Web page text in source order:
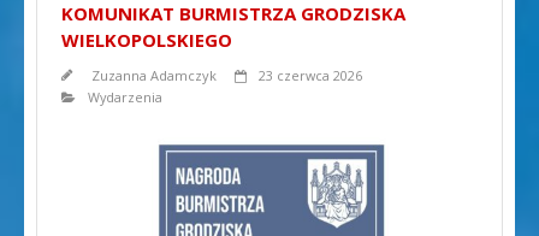
KOMUNIKAT BURMISTRZA GRODZISKA
WIELKOPOLSKIEGO
Zuzanna Adamczyk
23 czerwca 2026
Wydarzenia